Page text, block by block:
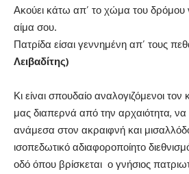
Ακούει κάτω απ’ το χώμα του δρόμου
αίμα σου.
Πατρίδα είσαι γεννημένη απ’ τους
Λειβαδίτης)
Κι είναι σπουδαίο αναλογιζόμενοι
μας διαπερνά από την αρχαιότητα,
ανάμεσα στον ακραιφνή και
ισοπεδωτικό αδιαφοροποίητο
οδό όπου βρίσκεται ο γνήσιος